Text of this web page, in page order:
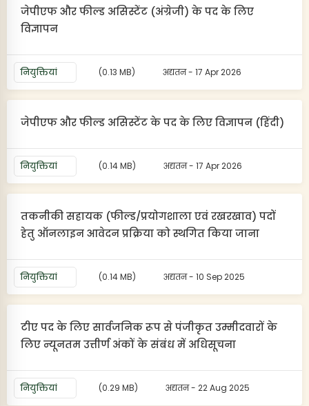
जेपीएफ और फील्ड असिस्टेंट (अंग्रेजी) के पद के लिए
विज्ञापन
नियुक्तियां (0.13 MB) अद्यतन - 17 Apr 2026
जेपीएफ और फील्ड असिस्टेंट के पद के लिए विज्ञापन (हिंदी)
नियुक्तियां (0.14 MB) अद्यतन - 17 Apr 2026
तकनीकी सहायक (फील्ड/प्रयोगशाला एवं रखरखाव) पदों
हेतु ऑनलाइन आवेदन प्रक्रिया को स्थगित किया जाना
नियुक्तियां (0.14 MB) अद्यतन - 10 Sep 2025
टीए पद के लिए सार्वजनिक रूप से पंजीकृत उम्मीदवारों के
लिए न्यूनतम उत्तीर्ण अंकों के संबंध में अधिसूचना
नियुक्तियां (0.29 MB) अद्यतन - 22 Aug 2025